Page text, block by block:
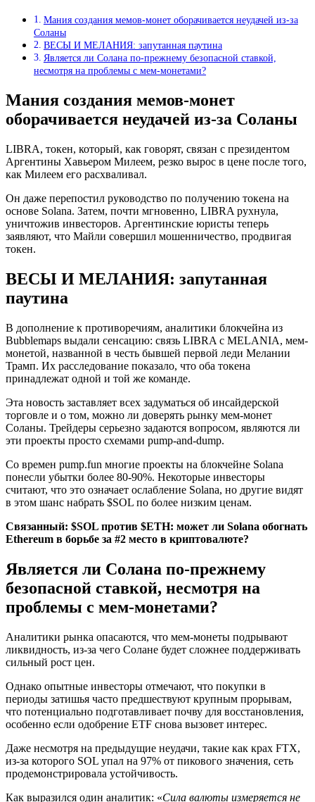
Мания создания мемов-монет оборачивается неудачей из-за
Соланы
ВЕСЫ И МЕЛАНИЯ: запутанная паутина
Является ли Солана по-прежнему безопасной ставкой,
несмотря на проблемы с мем-монетами?
Мания создания мемов-монет
оборачивается неудачей из-за Соланы
LIBRA, токен, который, как говорят, связан с президентом
Аргентины Хавьером Милеем, резко вырос в цене после того,
как Милеем его расхваливал.
Он даже перепостил руководство по получению токена на
основе Solana. Затем, почти мгновенно, LIBRA рухнула,
уничтожив инвесторов. Аргентинские юристы теперь
заявляют, что Майли совершил мошенничество, продвигая
токен.
ВЕСЫ И МЕЛАНИЯ: запутанная
паутина
В дополнение к противоречиям, аналитики блокчейна из
Bubblemaps выдали сенсацию: связь LIBRA с MELANIA, мем-
монетой, названной в честь бывшей первой леди Мелании
Трамп. Их расследование показало, что оба токена
принадлежат одной и той же команде.
Эта новость заставляет всех задуматься об инсайдерской
торговле и о том, можно ли доверять рынку мем-монет
Соланы. Трейдеры серьезно задаются вопросом, являются ли
эти проекты просто схемами pump-and-dump.
Со времен pump.fun многие проекты на блокчейне Solana
понесли убытки более 80-90%. Некоторые инвесторы
считают, что это означает ослабление Solana, но другие видят
в этом шанс набрать $SOL по более низким ценам.
Связанный: $SOL против $ETH: может ли Solana обогнать
Ethereum в борьбе за #2 место в криптовалюте?
Является ли Солана по-прежнему
безопасной ставкой, несмотря на
проблемы с мем-монетами?
Аналитики рынка опасаются, что мем-монеты подрывают
ликвидность, из-за чего Солане будет сложнее поддерживать
сильный рост цен.
Однако опытные инвесторы отмечают, что покупки в
периоды затишья часто предшествуют крупным прорывам,
что потенциально подготавливает почву для восстановления,
особенно если одобрение ETF снова вызовет интерес.
Даже несмотря на предыдущие неудачи, такие как крах FTX,
из-за которого SOL упал на 97% от пикового значения, сеть
продемонстрировала устойчивость.
Как выразился один аналитик: «Сила валюты измеряется не